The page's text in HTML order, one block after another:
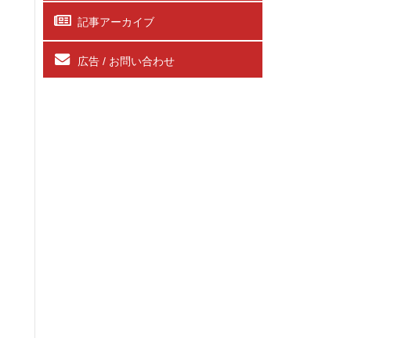
記事アーカイブ
広告 / お問い合わせ